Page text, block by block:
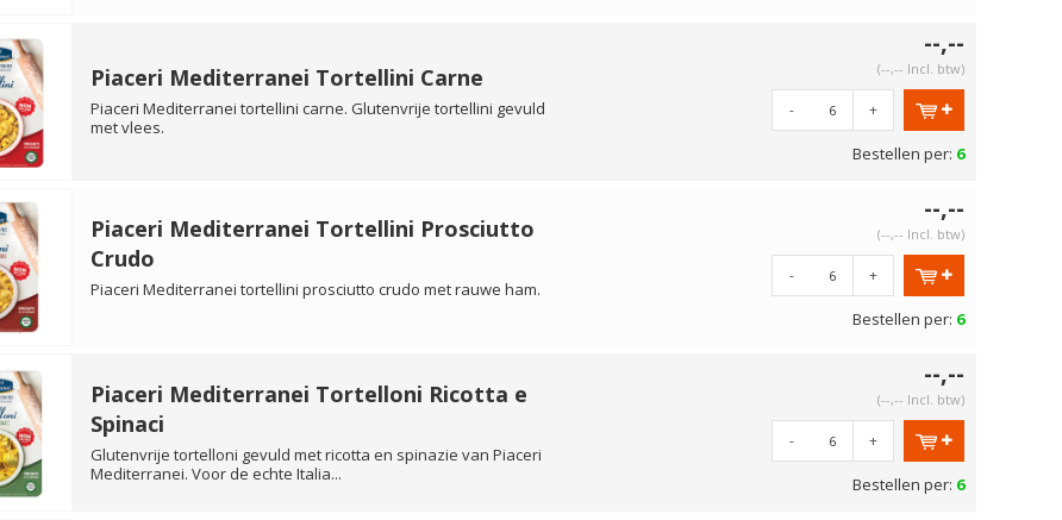
Piaceri Mediterranei Tortellini Carne
Piaceri Mediterranei tortellini carne. Glutenvrije tortellini gevuld
met vlees.
--,--
(--,-- Incl. btw)
- +
Bestellen per: 6
Piaceri Mediterranei Tortellini Prosciutto
Crudo
Piaceri Mediterranei tortellini prosciutto crudo met rauwe ham.
--,--
(--,-- Incl. btw)
- +
Bestellen per: 6
Piaceri Mediterranei Tortelloni Ricotta e
Spinaci
Glutenvrije tortelloni gevuld met ricotta en spinazie van Piaceri
Mediterranei. Voor de echte Italia...
--,--
(--,-- Incl. btw)
- +
Bestellen per: 6